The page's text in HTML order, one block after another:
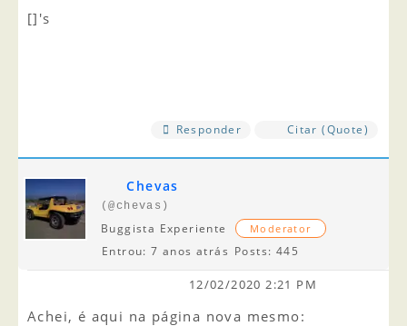
[]'s
Responder Citar (Quote)
Chevas
(@chevas)
Buggista Experiente Moderator
Entrou: 7 anos atrás Posts: 445
12/02/2020 2:21 PM
Achei, é aqui na página nova mesmo: